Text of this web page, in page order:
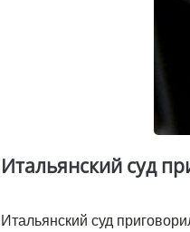
Итальянский суд
Итальянский суд